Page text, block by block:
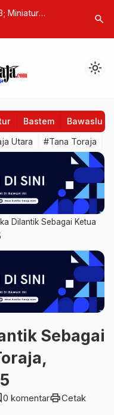
Gerak
Tertutup
Toraja
search
light_mode
Bastem Bawaslu
Utara #Tana Toraja
Dilantik Sebagai Ketua
Sebagai
0 komentarprintCetak